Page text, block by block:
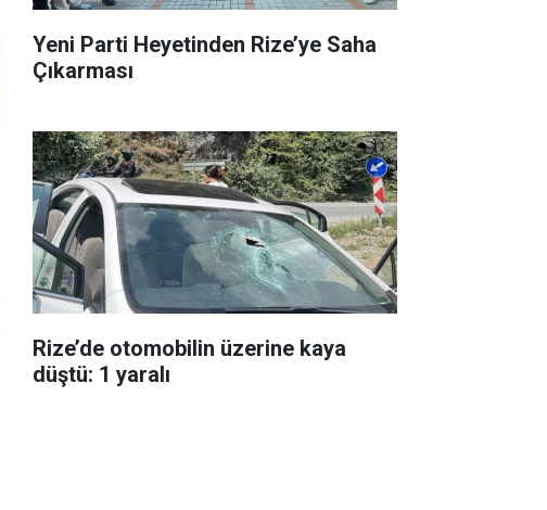
Yeni Parti Heyetinden Rize’ye Saha
Çıkarması
Rize’de otomobilin üzerine kaya
düştü: 1 yaralı